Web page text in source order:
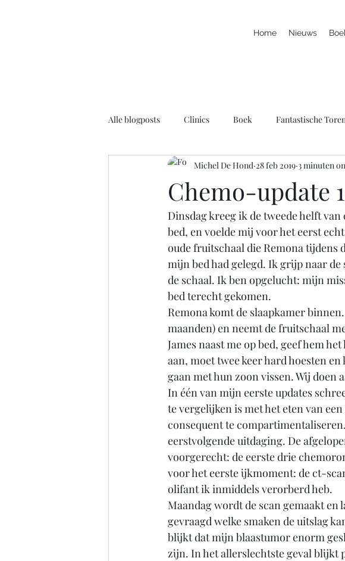
Home Nieuws
Alle blogposts Clinics Boek Fantastische
Leuke filmpjes Nieuws Marc is
Rolstoelbasketbal Radio Spreker
Voortschrijdend Inzicht
Chemo-update
Michel De Hond 28 feb 2019 3 minuten
Dinsdag kreeg ik de tweede helft
bed, en voelde mij voor het eerst
oude fruitschaal die Remona tijdens
mijn bed had gelegd. Ik grijp naar
de schaal. Ik ben opgelucht: mijn
bed terecht gekomen.
Remona komt de slaapkamer
maanden) en neemt de fruitschaal
James naast me op bed, geef hem
aan, moet twee keer hard hoesten
gaan met hun zoon vissen. Wij doen
In één van mijn eerste updates
te vergelijken is met het eten van
consequent te
eerstvolgende uitdaging. De
voorgerecht: de eerste drie
voor het eerste ijkmoment: de ct-
olifant ik inmiddels verorberd heb.
Maandag wordt de scan gemaakt
gevraagd welke smaken de uitslag
blijkt dat mijn blaastumor enorm
zijn. In het allerslechtste geval blijkt